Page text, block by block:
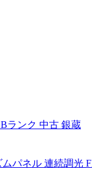
ランク 中古 銀蔵
パネル 連続調光